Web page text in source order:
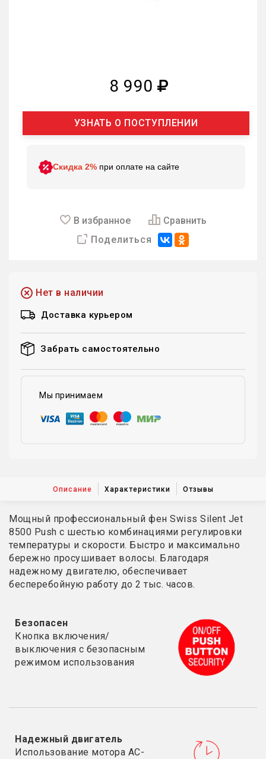
8 990
УЗНАТЬ О ПОСТУПЛЕНИИ
Скидка 2% при оплате на сайте
В избранное
Сравнить
Поделиться
Нет в наличии
Доставка курьером
Забрать самостоятельно
Мы принимаем
Описание Характеристики Отзывы
Мощный профессиональный фен Swiss Silent Jet
8500 Push с шестью комбинациями регулировки
температуры и скорости. Быстро и максимально
бережно просушивает волосы. Благодаря
надежному двигателю, обеспечивает
бесперебойную работу до 2 тыс. часов.
Безопасен
Кнопка включения/
выключения с безопасным
режимом использования
Надежный двигатель
Использование мотора AC-